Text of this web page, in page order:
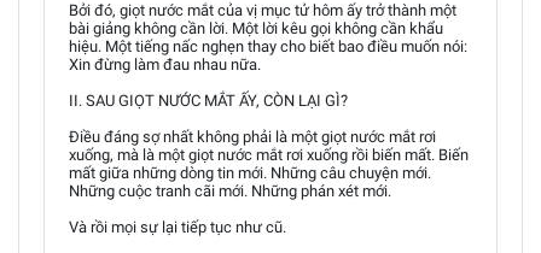
Bởi đó, giọt nước mắt của vị mục tử hôm ấy trở thành một
bài giảng không cần lời. Một lời kêu gọi không cần khẩu
hiệu. Một tiếng nấc nghẹn thay cho biết bao điều muốn nói:
Xin đừng làm đau nhau nữa.
II. SAU GIỌT NƯỚC MẮT ẤY, CÒN LẠI GÌ?
Điều đáng sợ nhất không phải là một giọt nước mắt rơi
xuống, mà là một giọt nước mắt rơi xuống rồi biến mất. Biến
mất giữa những dòng tin mới. Những câu chuyện mới.
Những cuộc tranh cãi mới. Những phán xét mới.
Và rồi mọi sự lại tiếp tục như cũ.